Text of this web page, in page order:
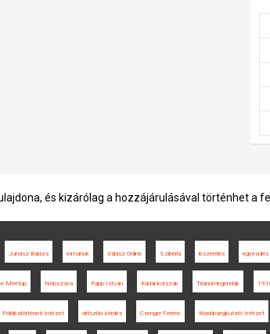
és kizárólag a hozzájárulásával történhet a
Juhász Balázs románok Válasz Online Szibéria leszerelés egyesülés
Meetup Népszava Papp István Kádár-korszak Trianon-legendák
Politikatörténeti Intézet délszláv kérdés Csenger Ferenc Kisebbségkutató Intézet